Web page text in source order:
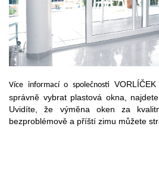
Více informací o společnosti
správně vybrat plastová okna,
Uvidíte, že výměna oken za
bezproblémově a příští zimu můžete